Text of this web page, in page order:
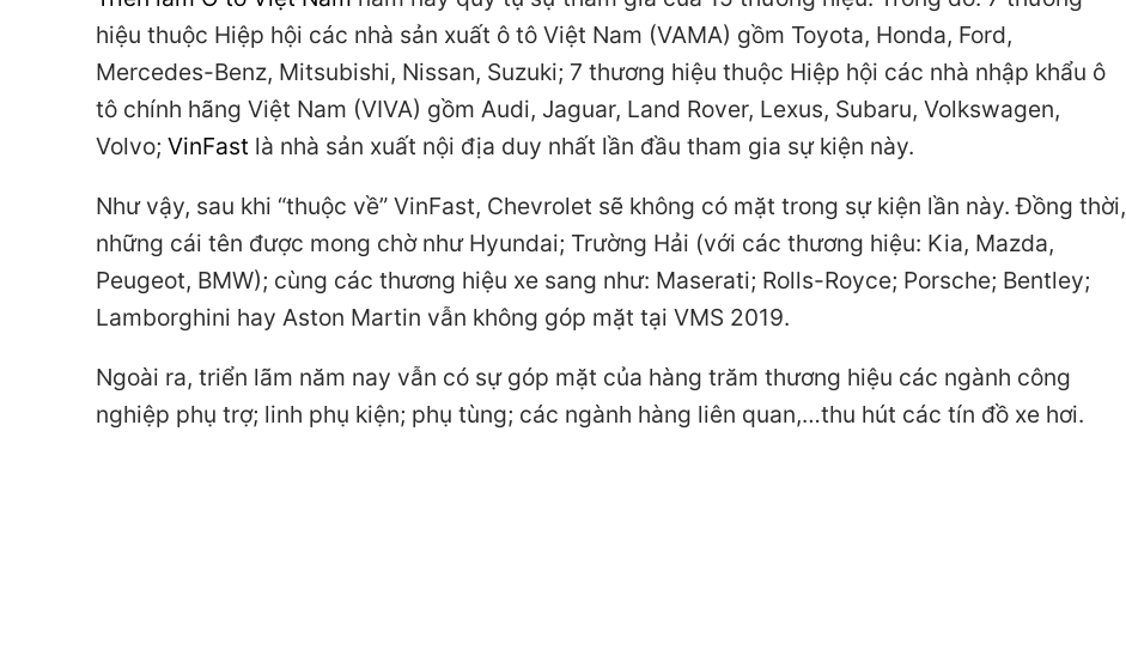
hiệu thuộc Hiệp hội các nhà sản xuất ô tô Việt Nam (VAMA) gồm Toyota, Honda, Ford,
Mercedes-Benz, Mitsubishi, Nissan, Suzuki; 7 thương hiệu thuộc Hiệp hội các nhà nhập khẩu ô
tô chính hãng Việt Nam (VIVA) gồm Audi, Jaguar, Land Rover, Lexus, Subaru, Volkswagen,
Volvo; VinFast là nhà sản xuất nội địa duy nhất lần đầu tham gia sự kiện này.
Như vậy, sau khi “thuộc về” VinFast, Chevrolet sẽ không có mặt trong sự kiện lần này. Đồng thời,
những cái tên được mong chờ như Hyundai; Trường Hải (với các thương hiệu: Kia, Mazda,
Peugeot, BMW); cùng các thương hiệu xe sang như: Maserati; Rolls-Royce; Porsche; Bentley;
Lamborghini hay Aston Martin vẫn không góp mặt tại VMS 2019.
Ngoài ra, triển lãm năm nay vẫn có sự góp mặt của hàng trăm thương hiệu các ngành công
nghiệp phụ trợ; linh phụ kiện; phụ tùng; các ngành hàng liên quan,…thu hút các tín đồ xe hơi.